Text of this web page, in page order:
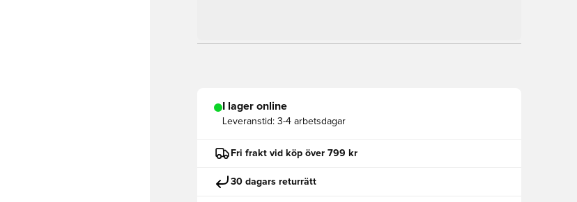
I lager online
Leveranstid: 3-4 arbetsdagar
Fri frakt vid köp över 799 kr
30 dagars returrätt